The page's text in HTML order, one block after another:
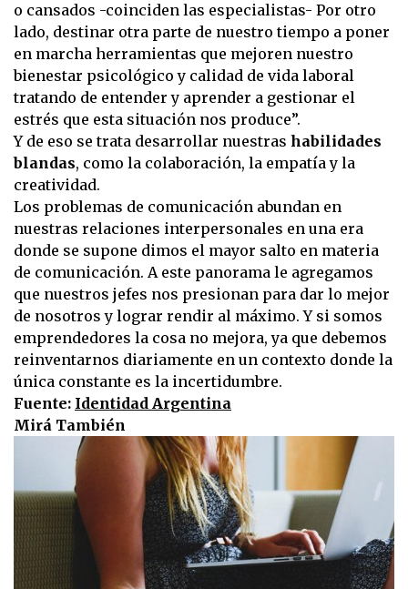
o cansados -coinciden las especialistas- Por otro
lado, destinar otra parte de nuestro tiempo a poner
en marcha herramientas que mejoren nuestro
bienestar psicológico y calidad de vida laboral
tratando de entender y aprender a gestionar el
estrés que esta situación nos produce”.
Y de eso se trata desarrollar nuestras habilidades
blandas, como la colaboración, la empatía y la
creatividad.
Los problemas de comunicación abundan en
nuestras relaciones interpersonales en una era
donde se supone dimos el mayor salto en materia
de comunicación. A este panorama le agregamos
que nuestros jefes nos presionan para dar lo mejor
de nosotros y lograr rendir al máximo. Y si somos
emprendedores la cosa no mejora, ya que debemos
reinventarnos diariamente en un contexto donde la
única constante es la incertidumbre.
Fuente: Identidad Argentina
Mirá También